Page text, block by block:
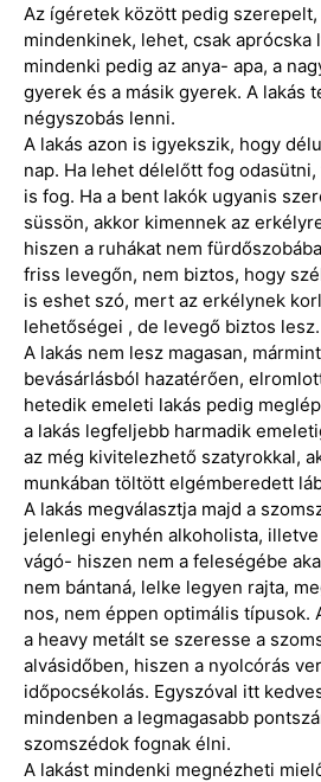
Az ígéretek között pedig
mindenkinek, lehet, csak aprócska
mindenki pedig az anya- apa, a
gyerek és a másik gyerek. A lakás
négyszobás lenni.
A lakás azon is igyekszik, hogy
nap. Ha lehet délelőtt fog
is fog. Ha a bent lakók ugyanis
süssön, akkor kimennek az
hiszen a ruhákat nem
friss levegőn, nem biztos, hogy
is eshet szó, mert az erkélynek
lehetőségei , de levegő biztos lesz.
A lakás nem lesz magasan,
bevásárlásból hazatérően,
hetedik emeleti lakás pedig
a lakás legfeljebb harmadik
az még kivitelezhető szatyrokkal,
munkában töltött elgémberedett
A lakás megválasztja majd a
jelenlegi enyhén alkoholista,
vágó- hiszen nem a feleségébe
nem bántaná, lelke legyen rajta,
nos, nem éppen optimális típusok.
a heavy metált se szeresse a
alvásidőben, hiszen a nyolcórás
időpocsékolás. Egyszóval itt
mindenben a legmagasabb
szomszédok fognak élni.
A lakást mindenki megnézheti